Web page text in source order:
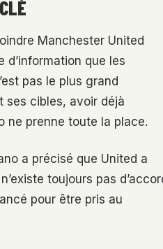
Manchester United
d’information que les
pas le plus grand
ses cibles, avoir déjà
ne prenne toute la place.
a précisé que United a
toujours pas
pour être pris au